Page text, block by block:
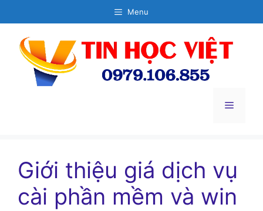
đến
dung
Menu
Menu
Giới thiệu giá dịch vụ
cài phần mềm và win